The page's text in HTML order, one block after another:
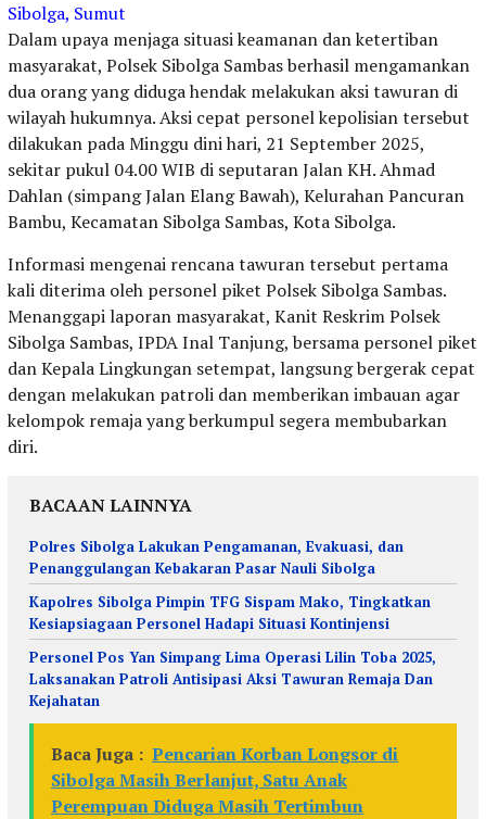
Sibolga, Sumut
Dalam upaya menjaga situasi keamanan dan ketertiban
masyarakat, Polsek Sibolga Sambas berhasil mengamankan
dua orang yang diduga hendak melakukan aksi tawuran di
wilayah hukumnya. Aksi cepat personel kepolisian tersebut
dilakukan pada Minggu dini hari, 21 September 2025,
sekitar pukul 04.00 WIB di seputaran Jalan KH. Ahmad
Dahlan (simpang Jalan Elang Bawah), Kelurahan Pancuran
Bambu, Kecamatan Sibolga Sambas, Kota Sibolga.
Informasi mengenai rencana tawuran tersebut pertama
kali diterima oleh personel piket Polsek Sibolga Sambas.
Menanggapi laporan masyarakat, Kanit Reskrim Polsek
Sibolga Sambas, IPDA Inal Tanjung, bersama personel piket
dan Kepala Lingkungan setempat, langsung bergerak cepat
dengan melakukan patroli dan memberikan imbauan agar
kelompok remaja yang berkumpul segera membubarkan
diri.
BACAAN LAINNYA
Polres Sibolga Lakukan Pengamanan, Evakuasi, dan
Penanggulangan Kebakaran Pasar Nauli Sibolga
Kapolres Sibolga Pimpin TFG Sispam Mako, Tingkatkan
Kesiapsiagaan Personel Hadapi Situasi Kontinjensi
Personel Pos Yan Simpang Lima Operasi Lilin Toba 2025,
Laksanakan Patroli Antisipasi Aksi Tawuran Remaja Dan
Kejahatan
Baca Juga : Pencarian Korban Longsor di
Sibolga Masih Berlanjut, Satu Anak
Perempuan Diduga Masih Tertimbun